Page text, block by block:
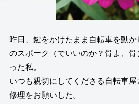
昨日、鍵をかけたまま自転車を動
のスポーク（でいいのか？骨よ、骨
った私。
いつも親切にしてくださる自転車
修理をお願いした。